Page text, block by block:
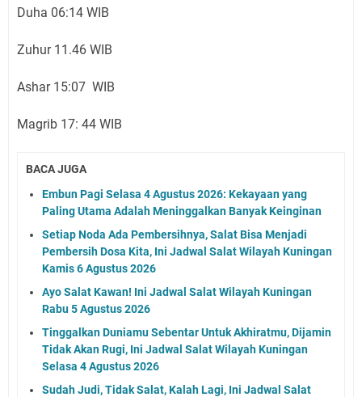
Duha 06:14 WIB
Zuhur 11.46 WIB
Ashar 15:07 WIB
Magrib 17: 44 WIB
BACA JUGA
Embun Pagi Selasa 4 Agustus 2026: Kekayaan yang
Paling Utama Adalah Meninggalkan Banyak Keinginan
Setiap Noda Ada Pembersihnya, Salat Bisa Menjadi
Pembersih Dosa Kita, Ini Jadwal Salat Wilayah Kuningan
Kamis 6 Agustus 2026
Ayo Salat Kawan! Ini Jadwal Salat Wilayah Kuningan
Rabu 5 Agustus 2026
Tinggalkan Duniamu Sebentar Untuk Akhiratmu, Dijamin
Tidak Akan Rugi, Ini Jadwal Salat Wilayah Kuningan
Selasa 4 Agustus 2026
Sudah Judi, Tidak Salat, Kalah Lagi, Ini Jadwal Salat